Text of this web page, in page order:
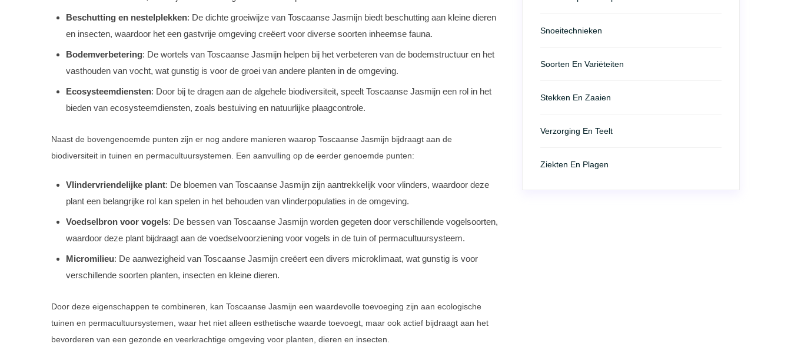
Beschutting en nestelplekken: De dichte groeiwijze van Toscaanse Jasmijn biedt beschutting aan kleine dieren
en insecten, waardoor het een gastvrije omgeving creëert voor diverse soorten inheemse fauna.
Bodemverbetering: De wortels van Toscaanse Jasmijn helpen bij het verbeteren van de bodemstructuur en het
vasthouden van vocht, wat gunstig is voor de groei van andere planten in de omgeving.
Ecosysteemdiensten: Door bij te dragen aan de algehele biodiversiteit, speelt Toscaanse Jasmijn een rol in het
bieden van ecosysteemdiensten, zoals bestuiving en natuurlijke plaagcontrole.
Naast de bovengenoemde punten zijn er nog andere manieren waarop Toscaanse Jasmijn bijdraagt aan de
biodiversiteit in tuinen en permacultuursystemen. Een aanvulling op de eerder genoemde punten:
Vlindervriendelijke plant: De bloemen van Toscaanse Jasmijn zijn aantrekkelijk voor vlinders, waardoor deze
plant een belangrijke rol kan spelen in het behouden van vlinderpopulaties in de omgeving.
Voedselbron voor vogels: De bessen van Toscaanse Jasmijn worden gegeten door verschillende vogelsoorten,
waardoor deze plant bijdraagt aan de voedselvoorziening voor vogels in de tuin of permacultuursysteem.
Micromilieu: De aanwezigheid van Toscaanse Jasmijn creëert een divers microklimaat, wat gunstig is voor
verschillende soorten planten, insecten en kleine dieren.
Door deze eigenschappen te combineren, kan Toscaanse Jasmijn een waardevolle toevoeging zijn aan ecologische
tuinen en permacultuursystemen, waar het niet alleen esthetische waarde toevoegt, maar ook actief bijdraagt aan het
bevorderen van een gezonde en veerkrachtige omgeving voor planten, dieren en insecten.
Snoeitechnieken
Soorten En Variëteiten
Stekken En Zaaien
Verzorging En Teelt
Ziekten En Plagen